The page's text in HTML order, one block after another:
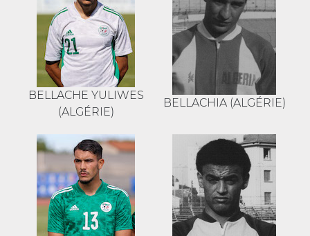
BELLACHE YULIWES
(ALGÉRIE)
BELLACHIA (ALGÉRIE)